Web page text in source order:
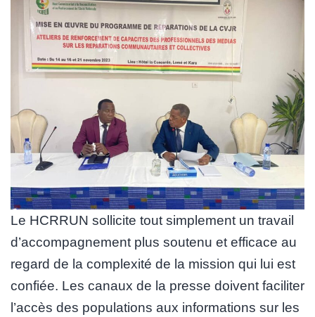
Le HCRRUN sollicite tout simplement un travail
d’accompagnement plus soutenu et efficace au
regard de la complexité de la mission qui lui est
confiée. Les canaux de la presse doivent faciliter
l’accès des populations aux informations sur les